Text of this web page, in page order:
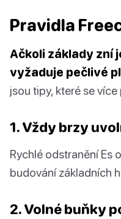
Pravidla
Ačkoli základy zní
vyžaduje pečlivé
jsou tipy, které se
1. Vždy brzy
Rychlé odstranění Es
budování základních
2. Volné buňky